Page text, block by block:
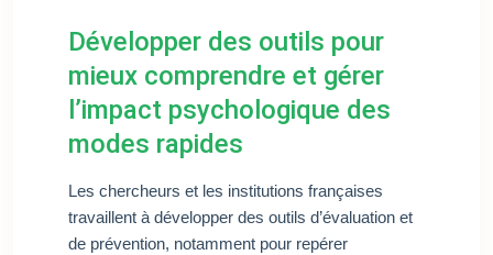
Développer des outils pour
mieux comprendre et gérer
l’impact psychologique des
modes rapides
Les chercheurs et les institutions françaises
travaillent à développer des outils d’évaluation et
de prévention, notamment pour repérer